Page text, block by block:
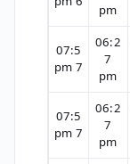
pm
06:2
7
pm
07:5
7 pm
06:2
7
pm
07:5
7 pm